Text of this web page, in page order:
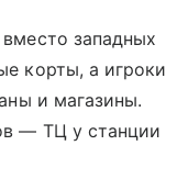
западных
корты, а игроки
и магазины.
— ТЦ у станции